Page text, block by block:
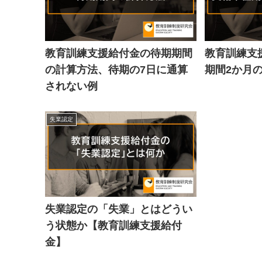
教育訓練支援給付金の待期期間
の計算方法、待期の7日に通算
されない例
教育訓練支
期間2か月
失業認定
失業認定の「失業」とはどうい
う状態か【教育訓練支援給付
金】